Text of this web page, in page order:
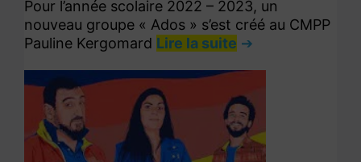
Pour l’année scolaire 2022 – 2023, un
nouveau groupe « Ados » s’est créé au CMPP
Pauline Kergomard Lire la suite